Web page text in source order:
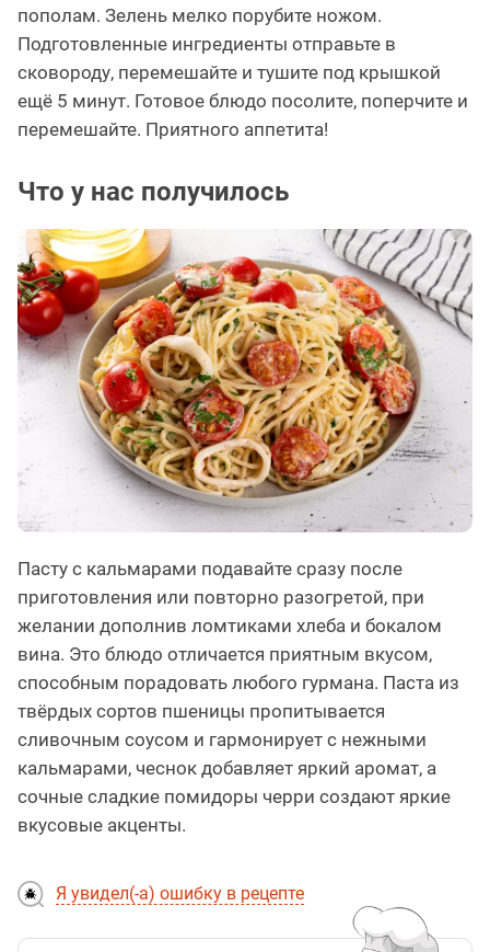
пополам. Зелень мелко порубите ножом.
Подготовленные ингредиенты отправьте в
сковороду, перемешайте и тушите под крышкой
ещё 5 минут. Готовое блюдо посолите, поперчите и
перемешайте. Приятного аппетита!
Что у нас получилось
Пасту с кальмарами подавайте сразу после
приготовления или повторно разогретой, при
желании дополнив ломтиками хлеба и бокалом
вина. Это блюдо отличается приятным вкусом,
способным порадовать любого гурмана. Паста из
твёрдых сортов пшеницы пропитывается
сливочным соусом и гармонирует с нежными
кальмарами, чеснок добавляет яркий аромат, а
сочные сладкие помидоры черри создают яркие
вкусовые акценты.
Я увидел(-а) ошибку в рецепте